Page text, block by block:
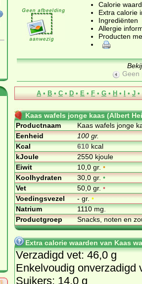
Calorie
Extra calorie
Ingrediënten
Allergie
Producten
Geen
A • B • C • D • E • F • G • H • I • J •
Kaas wafels jonge kaas (Albert
Productnaam
Kaas wafels jonge
Eenheid
100 gr.
Kcal
610kcal
kJoule
2550 kjoule
Eiwit
10,0 gr.•
Koolhydraten
30,0 gr.•
Vet
50,0 gr.•
Voedingsvezel
- gr.•
Natrium
1110 mg.
Productgroep
Snacks, noten en
Extra calorie waarden van Kaas
Verzadigd vet: 46,0 g
Enkelvoudig onverzadigd
Suikers: 14,0 g